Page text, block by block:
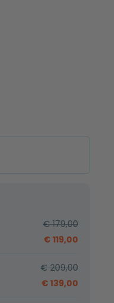
€179,00
€ 119,00
€209,00
€ 139,00